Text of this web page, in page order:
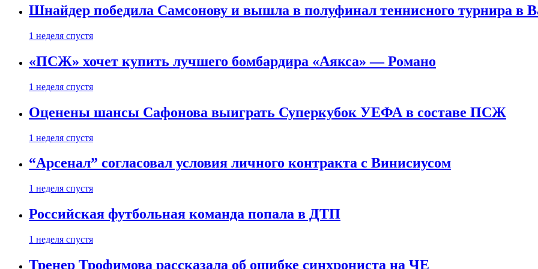
Шнайдер победила Самсонову и вышла в полуфинал теннисного турнира в
1 неделя спустя
«ПСЖ» хочет купить лучшего бомбардира «Аякса» — Романо
1 неделя спустя
Оценены шансы Сафонова выиграть Суперкубок УЕФА в составе ПСЖ
1 неделя спустя
“Арсенал” согласовал условия личного контракта с Винисиусом
1 неделя спустя
Российская футбольная команда попала в ДТП
1 неделя спустя
Тренер Трофимова рассказала об ошибке синхрониста на ЧЕ